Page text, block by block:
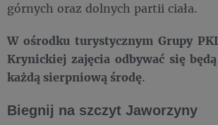
górnych oraz dolnych partii ciała.
W ośrodku turystycznym Grupy
Krynickiej zajęcia odbywać się
każdą sierpniową środę.
Biegnij na szczyt Jaworzyny